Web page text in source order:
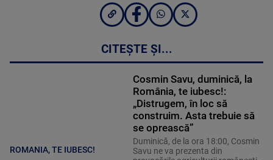
CITEȘTE ȘI...
ROMANIA, TE IUBESC!
Cosmin Savu, duminică, la
România, te iubesc!:
„Distrugem, în loc să
construim. Asta trebuie să
se oprească”
Duminică, de la ora 18:00, Cosmin
Savu ne va prezenta din